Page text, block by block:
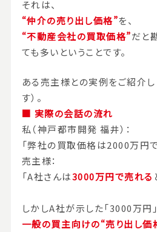
それは、
“仲介の売り出し価格”を、
“不動産会社の買取価格”だと
ても多いということです。
ある売主様との実例をご紹介
す）。
■ 実際の会話の流れ
私（神戸都市開発 福井）：
「弊社の買取価格は2000万円で
売主様：
「A社さんは3000万円で売れる
しかしA社が示した「3000万円」
一般の買主向けの“売り出し価